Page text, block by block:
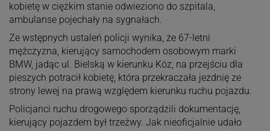
kobietę w ciężkim stanie odwieziono do szpitala,
ambulanse pojechały na sygnałach.
Ze wstępnych ustaleń policji wynika, że 67-letni
mężczyzna, kierujący samochodem osobowym marki
BMW, jadąc ul. Bielską w kierunku Kóz, na przejściu dla
pieszych potracił kobietę, która przekraczała jezdnię ze
strony lewej na prawą względem kierunku ruchu pojazdu.
Policjanci ruchu drogowego sporządzili dokumentację,
kierujący pojazdem był trzeźwy. Jak nieoficjalnie udało